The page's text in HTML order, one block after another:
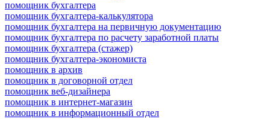
помощник бухгалтера
помощник бухгалтера-калькулятора
помощник бухгалтера на первичную документацию
помощник бухгалтера по расчету заработной платы
помощник бухгалтера (стажер)
помощник бухгалтера-экономиста
помощник в архив
помощник в договорной отдел
помощник веб-дизайнера
помощник в интернет-магазин
помощник в информационный отдел